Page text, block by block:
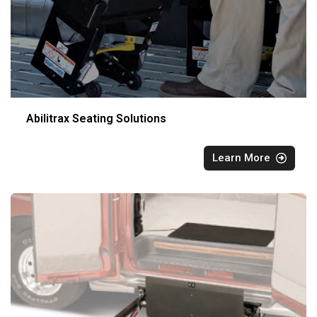
Abilitrax Seating Solutions
Learn More